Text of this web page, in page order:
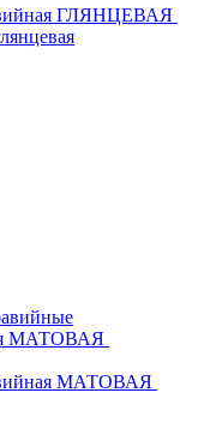
ГЛЯНЦЕВАЯ
МАТОВАЯ
МАТОВАЯ